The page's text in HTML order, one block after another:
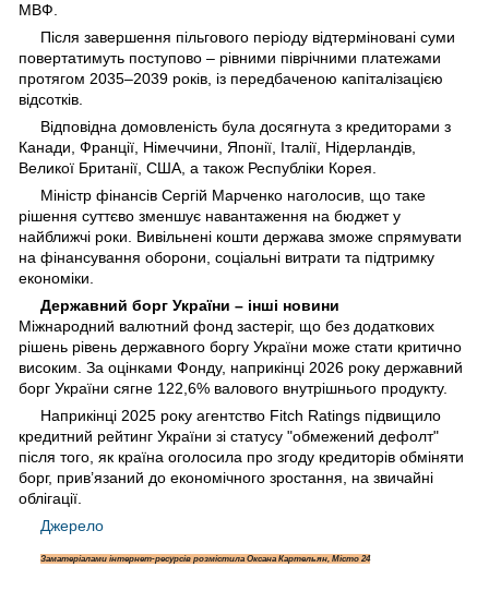
МВФ.
Після завершення пільгового періоду відтерміновані суми
повертатимуть поступово – рівними піврічними платежами
протягом 2035–2039 років, із передбаченою капіталізацією
відсотків.
Відповідна домовленість була досягнута з кредиторами з
Канади, Франції, Німеччини, Японії, Італії, Нідерландів,
Великої Британії, США, а також Республіки Корея.
Міністр фінансів Сергій Марченко наголосив, що таке
рішення суттєво зменшує навантаження на бюджет у
найближчі роки. Вивільнені кошти держава зможе спрямувати
на фінансування оборони, соціальні витрати та підтримку
економіки.
Державний борг України – інші новини
Міжнародний валютний фонд застеріг, що без додаткових
рішень рівень державного боргу України може стати критично
високим. За оцінками Фонду, наприкінці 2026 року державний
борг України сягне 122,6% валового внутрішнього продукту.
Наприкінці 2025 року агентство Fitch Ratings підвищило
кредитний рейтинг України зі статусу "обмежений дефолт"
після того, як країна оголосила про згоду кредиторів обміняти
борг, прив’язаний до економічного зростання, на звичайні
облігації.
Джерело
Заматеріалами інтернет-ресурсів розмістила Оксана Картельян, Місто 24